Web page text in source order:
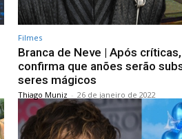
Filmes
Branca de Neve | Após
confirma que anões serão
seres mágicos
Thiago Muniz - 26 de janeiro de 2022